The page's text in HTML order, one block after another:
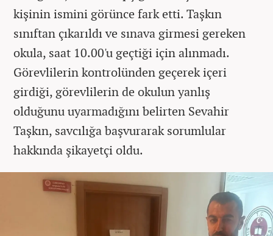
kişinin ismini görünce fark etti. Taşkın
sınıftan çıkarıldı ve sınava girmesi gereken
okula, saat 10.00'u geçtiği için alınmadı.
Görevlilerin kontrolünden geçerek içeri
girdiği, görevlilerin de okulun yanlış
olduğunu uyarmadığını belirten Sevahir
Taşkın, savcılığa başvurarak sorumlular
hakkında şikayetçi oldu.